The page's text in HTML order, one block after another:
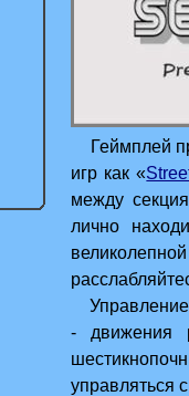
Геймплей
игр как «
между
лично
Управление
- движения
управляться